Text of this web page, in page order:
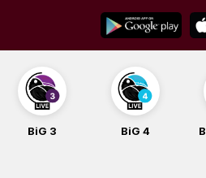
content
BiG 4 BiG Balade